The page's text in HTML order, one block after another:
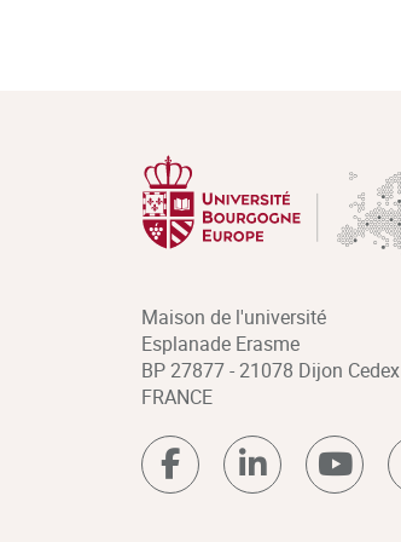
Maison de l'université
Esplanade Erasme
BP 27877 - 21078 Dijon Cedex
FRANCE